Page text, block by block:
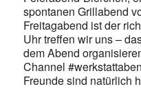
spontanen Grillabend
Freitagabend ist der
Uhr treffen wir uns –
dem Abend
Channel
Freunde sind natürlich